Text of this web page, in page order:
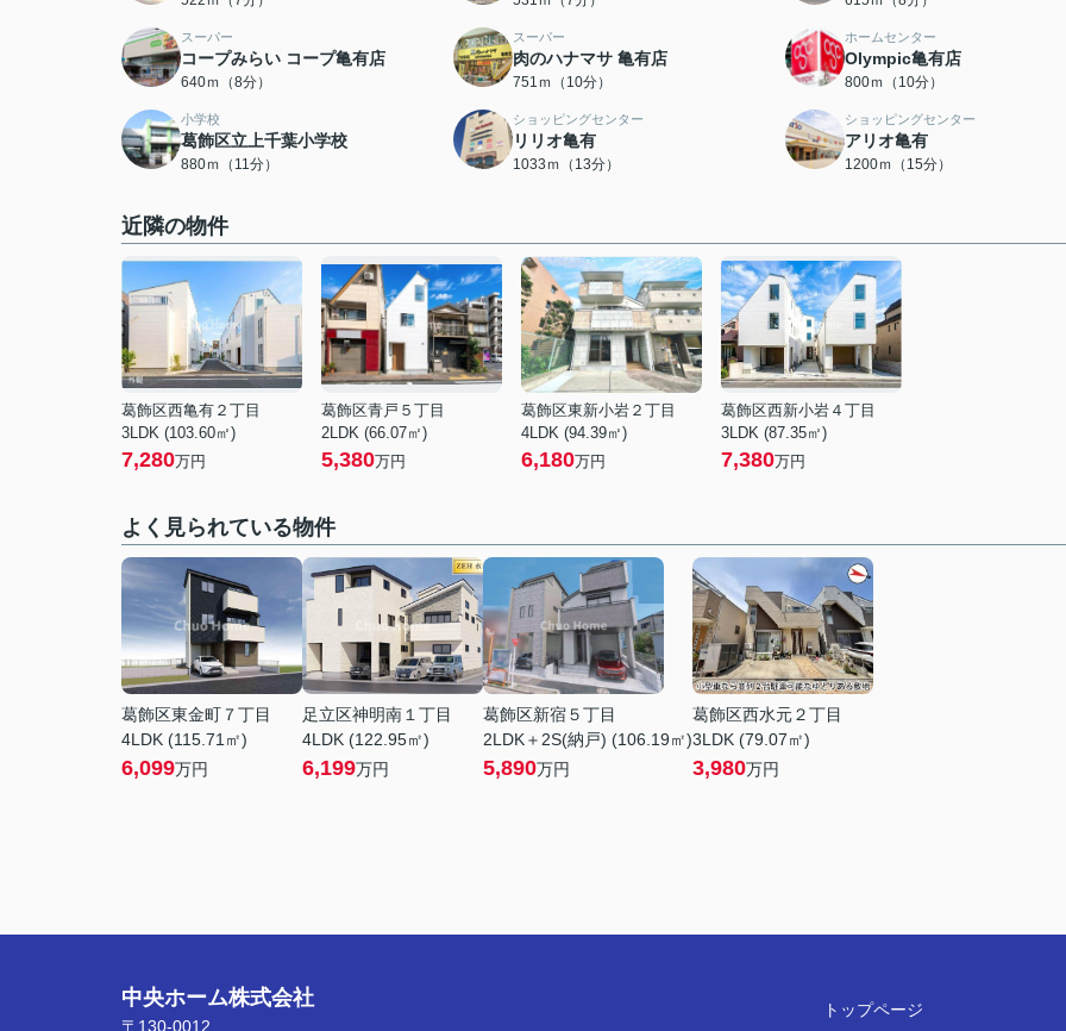
スーパー
コープみらい コープ亀有店
640ｍ（8分）
スーパー
肉のハナマサ 亀有店
751ｍ（10分）
ホームセンター
Olympic亀有店
800ｍ（10分）
小学校
葛飾区立上千葉小学校
880ｍ（11分）
ショッピングセンター
リリオ亀有
1033ｍ（13分）
ショッピングセンター
アリオ亀有
1200ｍ（15分）
近隣の物件
葛飾区西亀有２丁目
3LDK (103.60㎡)
7,280万円
葛飾区青戸５丁目
2LDK (66.07㎡)
5,380万円
葛飾区東新小岩２丁目
4LDK (94.39㎡)
6,180万円
葛飾区西新小岩４丁目
3LDK (87.35㎡)
7,380万円
よく見られている物件
葛飾区東金町７丁目
4LDK (115.71㎡)
6,099万円
足立区神明南１丁目
4LDK (122.95㎡)
6,199万円
葛飾区新宿５丁目
2LDK＋2S(納戸) (106.19㎡)
5,890万円
葛飾区西水元２丁目
3LDK (79.07㎡)
3,980万円
中央ホーム株式会社
〒130-0012
トップページ